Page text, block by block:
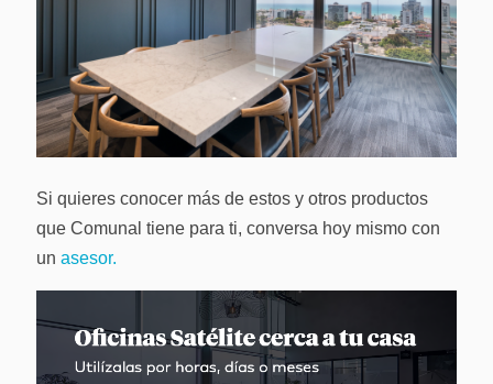
Si quieres conocer más de estos y otros productos
que Comunal tiene para ti, conversa hoy mismo con
un asesor.